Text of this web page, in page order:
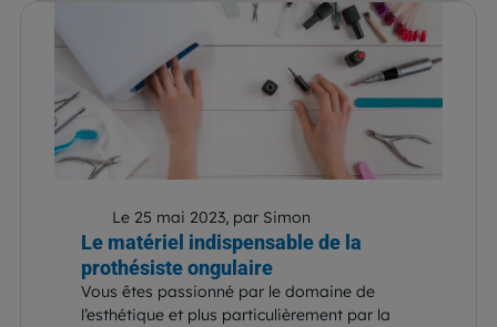
Le 25 mai 2023, par Simon
Le matériel indispensable de la
prothésiste ongulaire
Vous êtes passionné par le domaine de
l’esthétique et plus particulièrement par la